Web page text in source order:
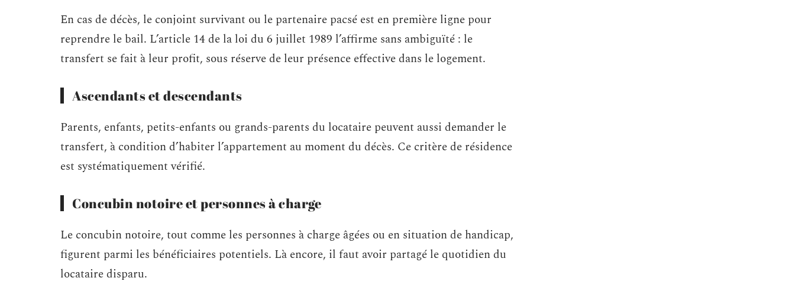
En cas de décès, le conjoint survivant ou le partenaire pacsé est en première ligne pour
reprendre le bail. L’article 14 de la loi du 6 juillet 1989 l’affirme sans ambiguïté : le
transfert se fait à leur profit, sous réserve de leur présence effective dans le logement.
Ascendants et descendants
Parents, enfants, petits-enfants ou grands-parents du locataire peuvent aussi demander le
transfert, à condition d’habiter l’appartement au moment du décès. Ce critère de résidence
est systématiquement vérifié.
Concubin notoire et personnes à charge
Le concubin notoire, tout comme les personnes à charge âgées ou en situation de handicap,
figurent parmi les bénéficiaires potentiels. Là encore, il faut avoir partagé le quotidien du
locataire disparu.